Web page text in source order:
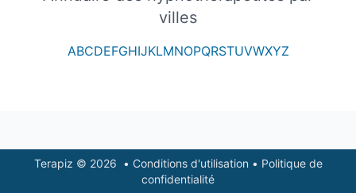
villes
ABCDEFGHIJKLMNOPQRSTUVWXYZ
FooterTerapiz © 2026 • Conditions d'utilisation • Politique de
confidentialité